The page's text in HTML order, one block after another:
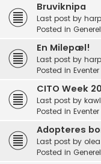
Bruviknipa
Last post by
Posted in
En Milepæl!
Last post by
Posted in Eventer
CITO Week
Last post by
Posted in Eventer
Adopteres
Last post by olea
Posted in